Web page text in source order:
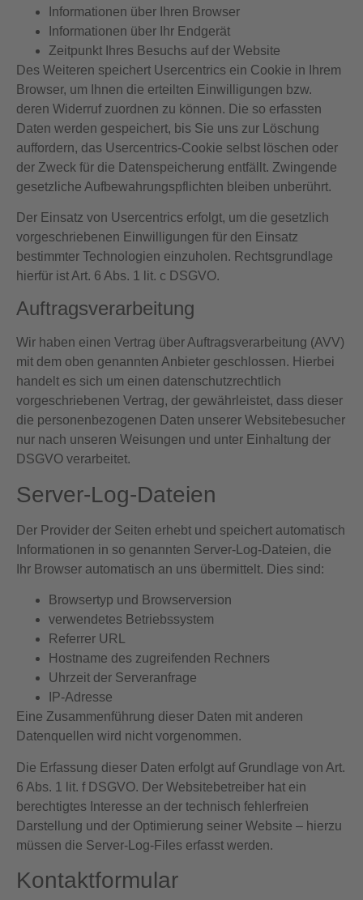
Informationen über Ihren Browser
Informationen über Ihr Endgerät
Zeitpunkt Ihres Besuchs auf der Website
Des Weiteren speichert Usercentrics ein Cookie in Ihrem
Browser, um Ihnen die erteilten Einwilligungen bzw.
deren Widerruf zuordnen zu können. Die so erfassten
Daten werden gespeichert, bis Sie uns zur Löschung
auffordern, das Usercentrics-Cookie selbst löschen oder
der Zweck für die Datenspeicherung entfällt. Zwingende
gesetzliche Aufbewahrungspflichten bleiben unberührt.
Der Einsatz von Usercentrics erfolgt, um die gesetzlich
vorgeschriebenen Einwilligungen für den Einsatz
bestimmter Technologien einzuholen. Rechtsgrundlage
hierfür ist Art. 6 Abs. 1 lit. c DSGVO.
Auftragsverarbeitung
Wir haben einen Vertrag über Auftragsverarbeitung (AVV)
mit dem oben genannten Anbieter geschlossen. Hierbei
handelt es sich um einen datenschutzrechtlich
vorgeschriebenen Vertrag, der gewährleistet, dass dieser
die personenbezogenen Daten unserer Websitebesucher
nur nach unseren Weisungen und unter Einhaltung der
DSGVO verarbeitet.
Server-Log-Dateien
Der Provider der Seiten erhebt und speichert automatisch
Informationen in so genannten Server-Log-Dateien, die
Ihr Browser automatisch an uns übermittelt. Dies sind:
Browsertyp und Browserversion
verwendetes Betriebssystem
Referrer URL
Hostname des zugreifenden Rechners
Uhrzeit der Serveranfrage
IP-Adresse
Eine Zusammenführung dieser Daten mit anderen
Datenquellen wird nicht vorgenommen.
Die Erfassung dieser Daten erfolgt auf Grundlage von Art.
6 Abs. 1 lit. f DSGVO. Der Websitebetreiber hat ein
berechtigtes Interesse an der technisch fehlerfreien
Darstellung und der Optimierung seiner Website – hierzu
müssen die Server-Log-Files erfasst werden.
Kontaktformular